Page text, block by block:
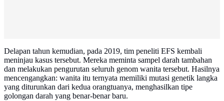
Delapan tahun kemudian, pada 2019, tim peneliti EFS kembali
meninjau kasus tersebut. Mereka meminta sampel darah tambahan
dan melakukan pengurutan seluruh genom wanita tersebut. Hasilnya
mencengangkan: wanita itu ternyata memiliki mutasi genetik langka
yang diturunkan dari kedua orangtuanya, menghasilkan tipe
golongan darah yang benar-benar baru.